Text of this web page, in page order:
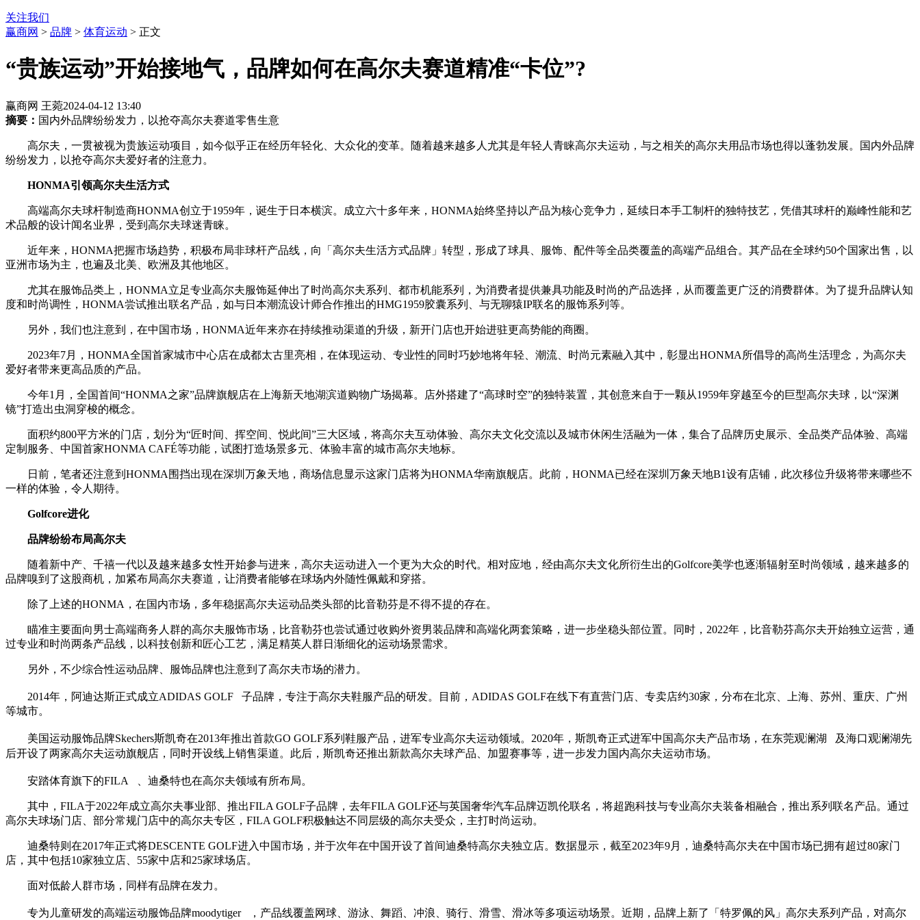
关注我们
赢商网 > 品牌 > 体育运动 > 正文
“贵族运动”开始接地气，品牌如何在高尔夫赛道精准“卡位”?
赢商网 王菀2024-04-12 13:40
摘要： 国内外品牌纷纷发力，以抢夺高尔夫赛道零售生意
高尔夫，一贯被视为贵族运动项目，如今似乎正在经历年轻化、大众化的变革。随着越来越多人尤其是年轻人青睐高尔夫运动，与之相关的高尔夫用品市场也得以蓬勃发展。国内外品牌
纷纷发力，以抢夺高尔夫爱好者的注意力。
HONMA引领高尔夫生活方式
高端高尔夫球杆制造商HONMA创立于1959年，诞生于日本横滨。成立六十多年来，HONMA始终坚持以产品为核心竞争力，延续日本手工制杆的独特技艺，凭借其球杆的巅峰性能和艺
术品般的设计闻名业界，受到高尔夫球迷青睐。
近年来，HONMA把握市场趋势，积极布局非球杆产品线，向「高尔夫生活方式品牌」转型，形成了球具、服饰、配件等全品类覆盖的高端产品组合。其产品在全球约50个国家出售，以
亚洲市场为主，也遍及北美、欧洲及其他地区。
尤其在服饰品类上，HONMA立足专业高尔夫服饰延伸出了时尚高尔夫系列、都市机能系列，为消费者提供兼具功能及时尚的产品选择，从而覆盖更广泛的消费群体。为了提升品牌认知
度和时尚调性，HONMA尝试推出联名产品，如与日本潮流设计师合作推出的HMG1959胶囊系列、与无聊猿IP联名的服饰系列等。
另外，我们也注意到，在中国市场，HONMA近年来亦在持续推动渠道的升级，新开门店也开始进驻更高势能的商圈。
2023年7月，HONMA全国首家城市中心店在成都太古里亮相，在体现运动、专业性的同时巧妙地将年轻、潮流、时尚元素融入其中，彰显出HONMA所倡导的高尚生活理念，为高尔夫
爱好者带来更高品质的产品。
今年1月，全国首间“HONMA之家”品牌旗舰店在上海新天地湖滨道购物广场揭幕。店外搭建了“高球时空”的独特装置，其创意来自于一颗从1959年穿越至今的巨型高尔夫球，以“深渊
镜”打造出虫洞穿梭的概念。
面积约800平方米的门店，划分为“匠时间、挥空间、悦此间”三大区域，将高尔夫互动体验、高尔夫文化交流以及城市休闲生活融为一体，集合了品牌历史展示、全品类产品体验、高端
定制服务、中国首家HONMA CAFÉ等功能，试图打造场景多元、体验丰富的城市高尔夫地标。
日前，笔者还注意到HONMA围挡出现在深圳万象天地，商场信息显示这家门店将为HONMA华南旗舰店。此前，HONMA已经在深圳万象天地B1设有店铺，此次移位升级将带来哪些不
一样的体验，令人期待。
Golfcore进化
品牌纷纷布局高尔夫
随着新中产、千禧一代以及越来越多女性开始参与进来，高尔夫运动进入一个更为大众的时代。相对应地，经由高尔夫文化所衍生出的Golfcore美学也逐渐辐射至时尚领域，越来越多的
品牌嗅到了这股商机，加紧布局高尔夫赛道，让消费者能够在球场内外随性佩戴和穿搭。
除了上述的HONMA，在国内市场，多年稳据高尔夫运动品类头部的比音勒芬是不得不提的存在。
瞄准主要面向男士高端商务人群的高尔夫服饰市场，比音勒芬也尝试通过收购外资男装品牌和高端化两套策略，进一步坐稳头部位置。同时，2022年，比音勒芬高尔夫开始独立运营，通
过专业和时尚两条产品线，以科技创新和匠心工艺，满足精英人群日渐细化的运动场景需求。
另外，不少综合性运动品牌、服饰品牌也注意到了高尔夫市场的潜力。
2014年，阿迪达斯正式成立ADIDAS GOLF
子品牌，专注于高尔夫鞋服产品的研发。目前，ADIDAS GOLF在线下有直营门店、专卖店约30家，分布在北京、上海、苏州、重庆、广州
等城市。
美国运动服饰品牌Skechers斯凯奇在2013年推出首款GO GOLF系列鞋服产品，进军专业高尔夫运动领域。2020年，斯凯奇正式进军中国高尔夫产品市场，在东莞观澜湖
及海口观澜湖先
后开设了两家高尔夫运动旗舰店，同时开设线上销售渠道。此后，斯凯奇还推出新款高尔夫球产品、加盟赛事等，进一步发力国内高尔夫运动市场。
安踏体育旗下的FILA 、迪桑特也在高尔夫领域有所布局。
其中，FILA于2022年成立高尔夫事业部、推出FILA GOLF子品牌，去年FILA GOLF还与英国奢华汽车品牌迈凯伦联名，将超跑科技与专业高尔夫装备相融合，推出系列联名产品。通过
高尔夫球场门店、部分常规门店中的高尔夫专区，FILA GOLF积极触达不同层级的高尔夫受众，主打时尚运动。
迪桑特则在2017年正式将DESCENTE GOLF进入中国市场，并于次年在中国开设了首间迪桑特高尔夫独立店。数据显示，截至2023年9月，迪桑特高尔夫在中国市场已拥有超过80家门
店，其中包括10家独立店、55家中店和25家球场店。
面对低龄人群市场，同样有品牌在发力。
专为儿童研发的高端运动服饰品牌moodytiger ，产品线覆盖网球、游泳、舞蹈、冲浪、骑行、滑雪、滑冰等多项运动场景。近期，品牌上新了「特罗佩的风」高尔夫系列产品，对高尔